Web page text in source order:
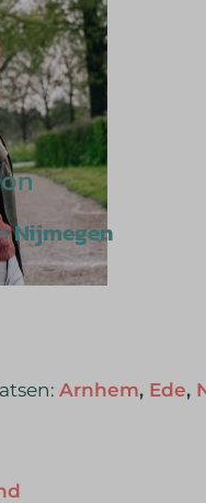
Nijmegen
Arnhem, Ede,